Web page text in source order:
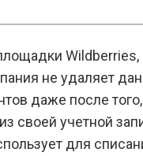
не удаляет
даже после
своей учетной
для